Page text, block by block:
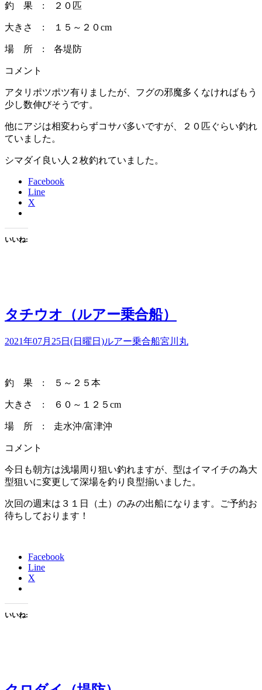
釣 果 : ２０匹
大きさ : １５～２０cm
場 所 : 各堤防
コメント
アタリポツポツ有りましたが、フグの邪魔多くなければもう
少し数伸びそうです。
他にアジは相変わらずコサバ多いですが、２０匹ぐらい釣れ
ていました。
シマダイ良い人２枚釣れていました。
Facebook
Line
X
いいね:
タチウオ（ルアー乗合船）
2021年07月25日(日曜日)ルアー乗合船宮川丸
釣 果 : ５～２５本
大きさ : ６０～１２５cm
場 所 : 走水沖/富津沖
コメント
今日も朝方は浅場周り狙い釣れますが、型はイマイチの為大
型狙いに変更して深場を釣り良型揃いました。
次回の週末は３１日（土）のみの出船になります。ご予約お
待ちしております！
Facebook
Line
X
いいね: